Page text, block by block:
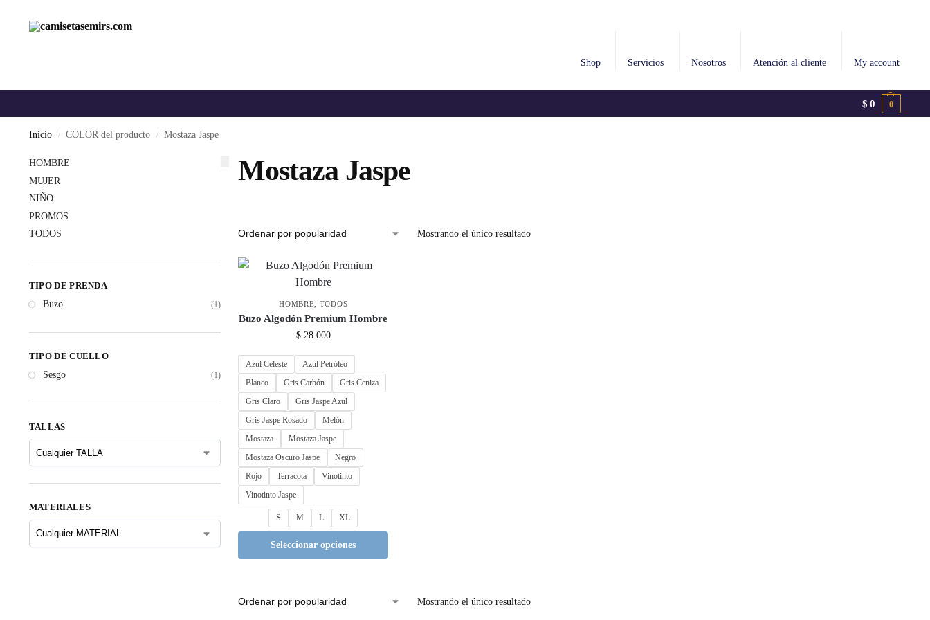
Shop Servicios Nosotros Atención al cliente My account
$ 0 0
Inicio / COLOR del producto / Mostaza Jaspe
Mostaza Jaspe
Mostrando el único resultado
HOMBRE TODOS
Buzo Algodón Premium Hombre
$28.000
Azul Celeste
Azul Petróleo
Blanco
Gris Carbón
Gris Ceniza
Gris Claro
Gris Jaspe Azul
Gris Jaspe Rosado
Melón
Mostaza
Mostaza Jaspe
Mostaza Oscuro Jaspe
Negro
Rojo
Terracota
Vinotinto
Vinotinto Jaspe
S M L XL
Seleccionar opciones
Mostrando el único resultado
HOMBRE
MUJER
NIÑO
PROMOS
TODOS
TIPO DE PRENDA
Buzo
(1)
TIPO DE CUELLO
Sesgo
(1)
TALLAS
MATERIALES